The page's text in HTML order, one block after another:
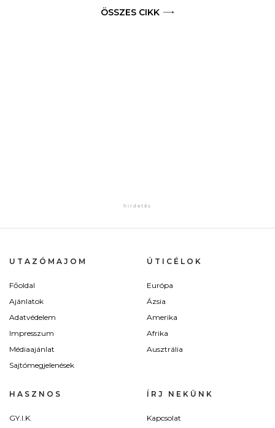
ÖSSZES CIKK
UTAZÓMAJOM
Főoldal
Ajánlatok
Adatvédelem
Impresszum
Médiaajánlat
Sajtómegjelenések
ÚTICÉLOK
Európa
Ázsia
Amerika
Afrika
Ausztrália
HASZNOS
GY.I.K.
ÍRJ NEKÜNK
Kapcsolat